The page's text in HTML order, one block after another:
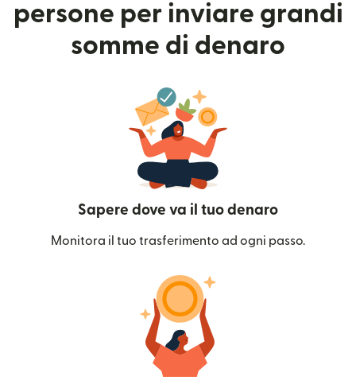
persone per inviare grandi
somme di denaro
Sapere dove va il tuo denaro
Monitora il tuo trasferimento ad ogni passo.